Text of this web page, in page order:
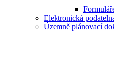
Elektronická
Územně plánovací